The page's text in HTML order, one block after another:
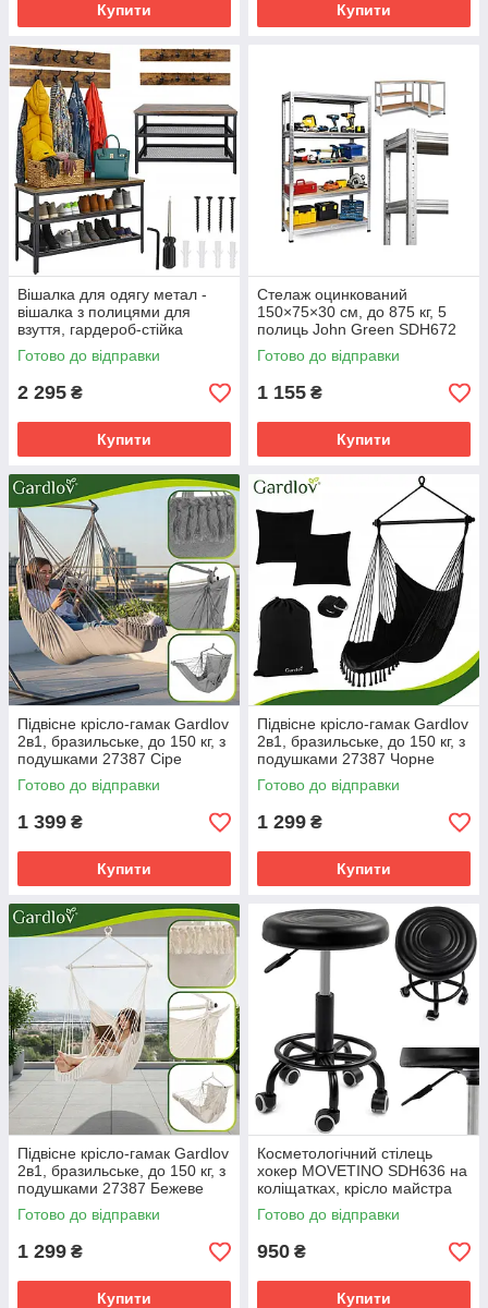
Купити Купити
Вішалка для одягу метал -
вішалка з полицями для
взуття, гардероб-стійка
підлогова LOFT RUHHY
73×44×30, 16 гачків, 2 полиці
Готово до відправки
2 295 ₴
Купити
Стелаж оцинкований
150×75×30 см, до 875 кг, 5
полиць John Green SDH672
Готово до відправки
1 155 ₴
Купити
Підвісне крісло-гамак Gardlov
2в1, бразильське, до 150 кг, з
подушками 27387 Сіре
Готово до відправки
1 399 ₴
Купити
Підвісне крісло-гамак Gardlov
2в1, бразильське, до 150 кг, з
подушками 27387 Чорне
Готово до відправки
1 299 ₴
Купити
Підвісне крісло-гамак Gardlov
2в1, бразильське, до 150 кг, з
подушками 27387 Бежеве
Готово до відправки
1 299 ₴
Купити
Косметологічний стілець
хокер MOVETINO SDH636 на
коліщатках, крісло майстра
Готово до відправки
950 ₴
Купити